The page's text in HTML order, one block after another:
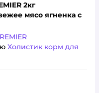
2кг
мясо ягненка с
Холистик корм для